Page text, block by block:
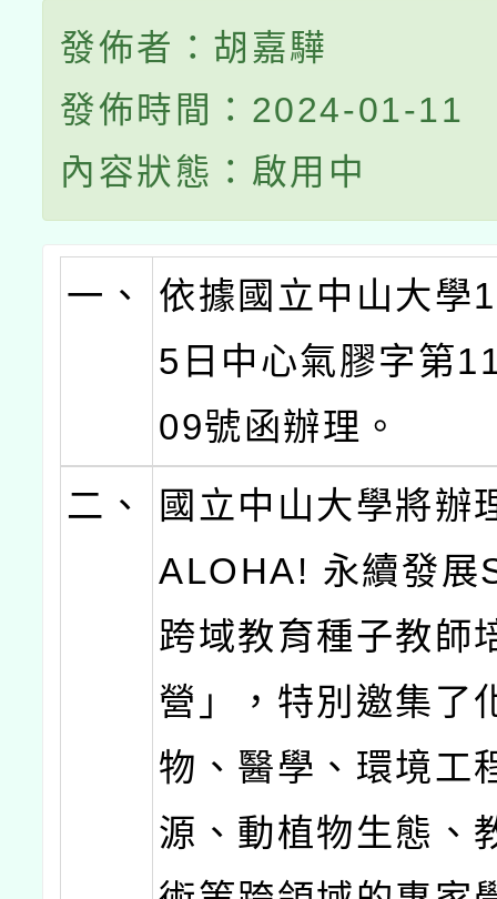
發佈者：胡嘉驊
發佈時間：2024-01-11
內容狀態：啟用中
一、
依據國立中山大學
5日中心氣膠字第
09號函辦理。
二、
國立中山大學將辦
ALOHA! 永續發展
跨域教育種子教師
營」，特別邀集了
物、醫學、環境工
源、動植物生態、